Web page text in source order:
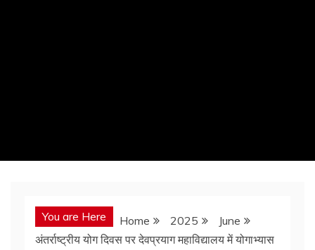
You are Here Home 2025
June
अंतर्राष्ट्रीय योग दिवस पर देवप्रयाग महाविद्यालय में योगाभ्यास